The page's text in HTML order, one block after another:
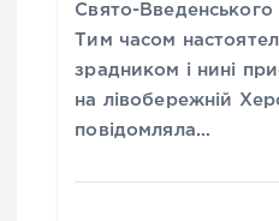
Свято-Введенського
Тим часом
зрадником і нині
на лівобережній
повідомляла…